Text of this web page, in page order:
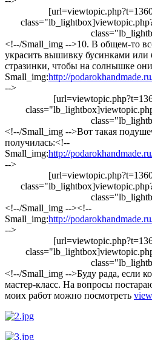
<!--/Small_img -->10. В общем-то
украсить вышивку бусинками или
стразинки, чтобы на солнышке
Small_img:http://
-->
<!--/Small_img -->Вот такая
получилась:<!--
Small_img:http://
-->
<!--/Small_img --><!--
Small_img:http://
-->
<!--/Small_img -->Буду рада, если
мастер-класс. На вопросы
моих работ можно посмотреть